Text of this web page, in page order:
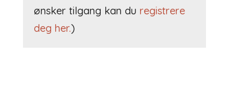
ønsker tilgang kan du registrere
deg her.)